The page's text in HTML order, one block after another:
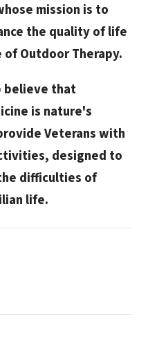
mission is to
the quality of life
Outdoor Therapy.
believe that
is nature's
Veterans with
designed to
difficulties of
life.